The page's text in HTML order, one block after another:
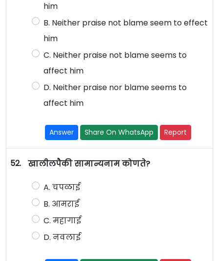
him
B. Neither praise not blame seem to effect
him
C. Neither praise not blame seems to
affect him
D. Neither praise nor blame seems to
affect him
Answer Share On WhatsApp Report
52. खालीलपैकी सामान्यनाम कोणते?
A. चपळाई
B. आमराई
C. महागाई
D. नवलाई